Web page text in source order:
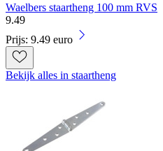
Waelbers staartheng 100 mm RVS
9.49
Prijs: 9.49 euro
Bekijk alles in staartheng